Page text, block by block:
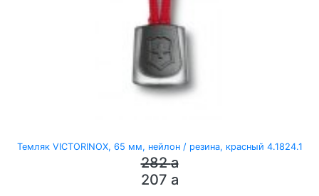
Темляк VICTORINOX, 65 мм, нейлон / резина, красный 4.1824.1
282a
207 a